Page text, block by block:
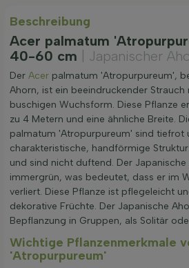
Beschreibung
Acer palmatum
40-60 cm
| Japanischer
Der Acer palmatum 'Atropurpureum',
Ahorn, ist ein beeindruckender
buschigen Wuchsform. Diese Pflanze
zu 4 Metern und eine ähnliche Breite.
palmatum 'Atropurpureum' sind tiefrot
charakteristische, handförmige
und sind nicht duftend. Der
immergrün, was bedeutet, dass er im
verliert. Diese Pflanze ist pflegeleicht
dekorative Früchte. Der Japanische
Bepflanzung in Gruppen, als Solitär
Wichtige Pflanzenmerkmale
'Atropurpureum'